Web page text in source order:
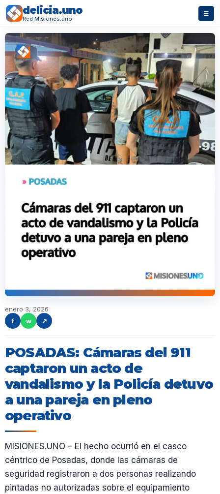
delicia.uno
Red Misiones.uno
☰
enero 3, 2026
f
w ↗
POSADAS: Cámaras del 911
captaron un acto de
vandalismo y la Policía detuvo
a una pareja en pleno
operativo
MISIONES.UNO – El hecho ocurrió en el casco
céntrico de Posadas, donde las cámaras de
seguridad registraron a dos personas realizando
pintadas no autorizadas sobre el equipamiento